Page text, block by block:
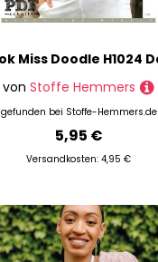
von Stoffe Hemmers
gefunden bei Stoffe-Hemmers.de
5,95 €
Versandkosten: 4,95 €